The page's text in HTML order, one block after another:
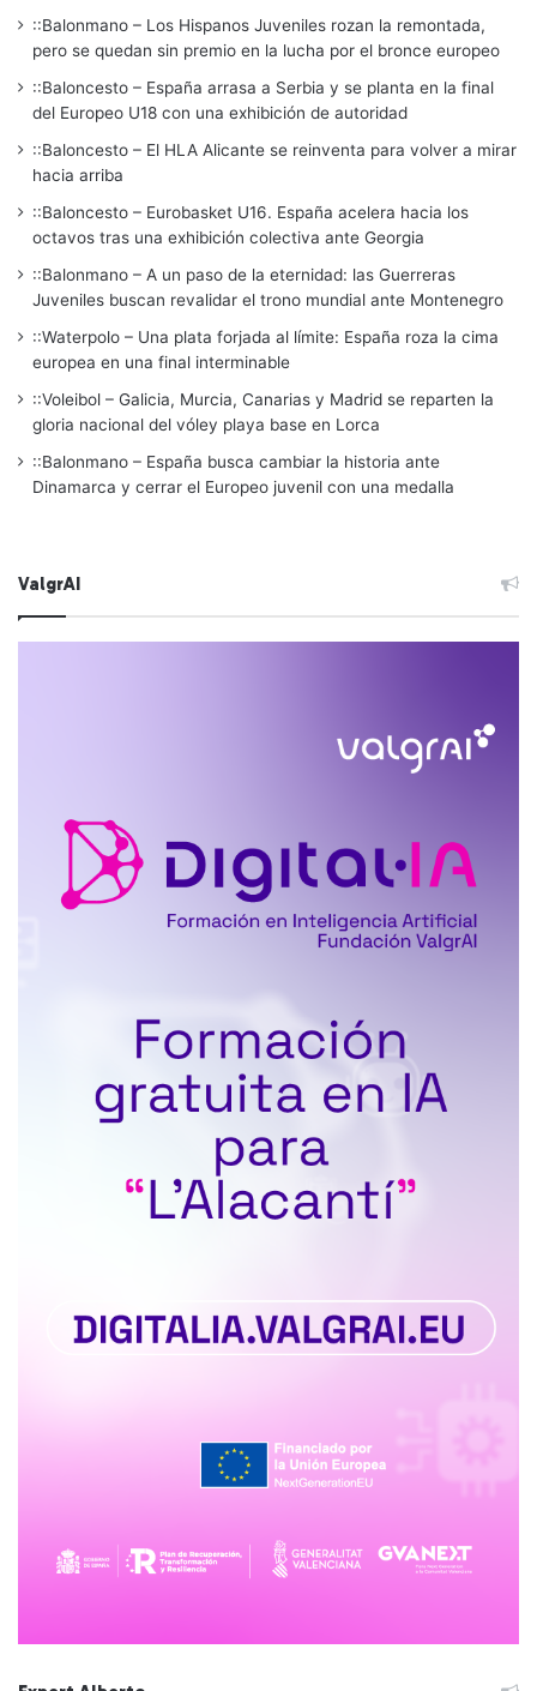
::Balonmano – Los Hispanos Juveniles rozan la remontada,
pero se quedan sin premio en la lucha por el bronce europeo
::Baloncesto – España arrasa a Serbia y se planta en la final
del Europeo U18 con una exhibición de autoridad
::Baloncesto – El HLA Alicante se reinventa para volver a mirar
hacia arriba
::Baloncesto – Eurobasket U16. España acelera hacia los
octavos tras una exhibición colectiva ante Georgia
::Balonmano – A un paso de la eternidad: las Guerreras
Juveniles buscan revalidar el trono mundial ante Montenegro
::Waterpolo – Una plata forjada al límite: España roza la cima
europea en una final interminable
::Voleibol – Galicia, Murcia, Canarias y Madrid se reparten la
gloria nacional del vóley playa base en Lorca
::Balonmano – España busca cambiar la historia ante
Dinamarca y cerrar el Europeo juvenil con una medalla
ValgrAI